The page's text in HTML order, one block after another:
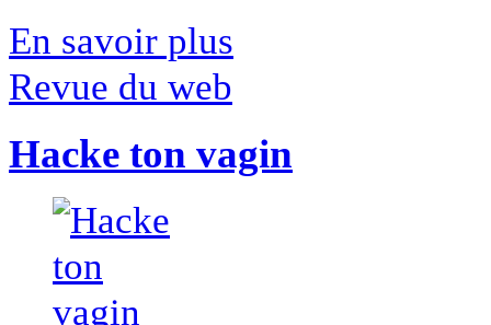
En savoir plus
Revue du web
Hacke ton vagin